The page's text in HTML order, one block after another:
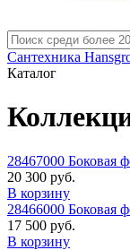
Сантехника
Каталог
28467000 Боковая
20 300 руб.
В корзину
28466000 Боковая
17 500 руб.
В корзину